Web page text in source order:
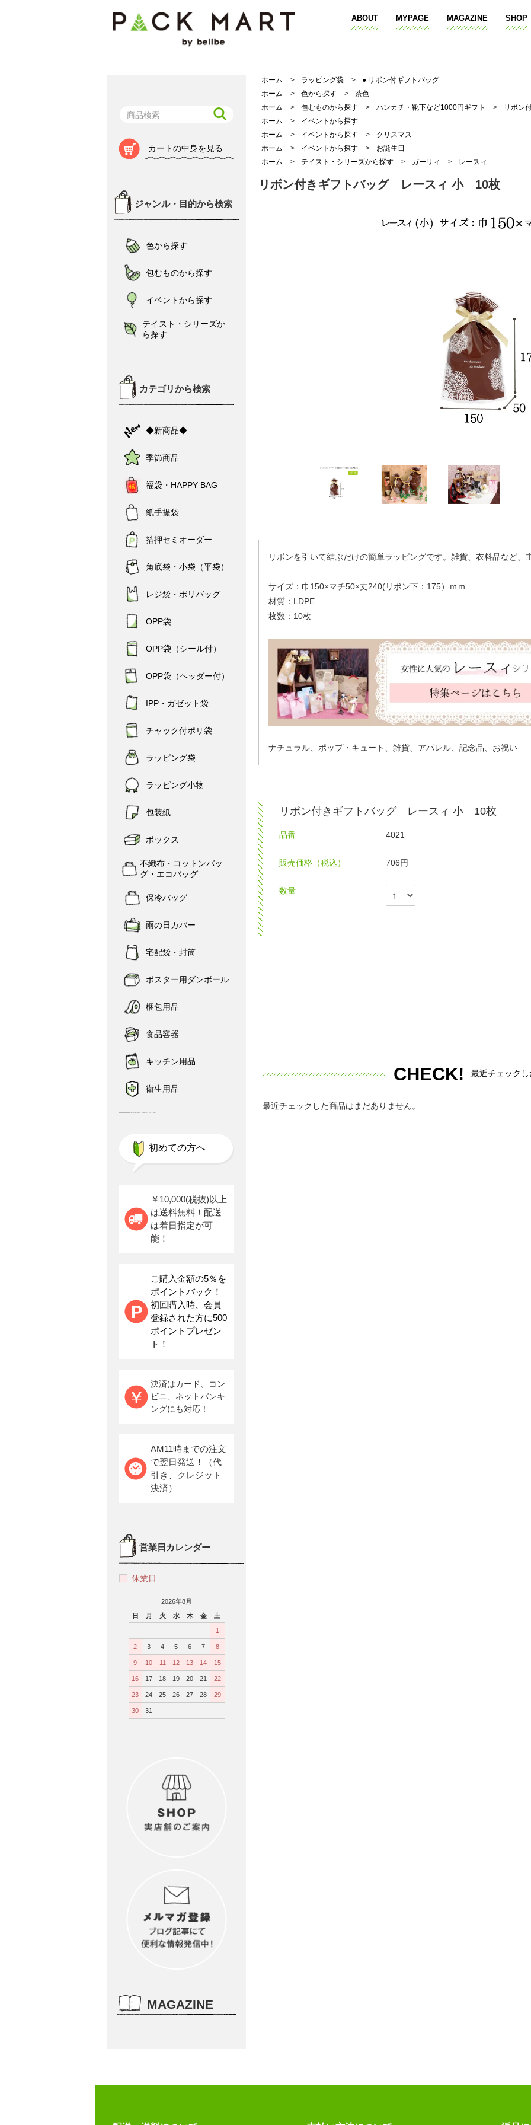
ABOUT MYPAGE MAGAZINE SHOP
ホーム > ラッピング袋 >
● リボン付ギフトバッグ
ホーム
> 色から探す >
茶色
ホーム
> 包むものから探す > ハンカチ・靴下など1000円ギフト >
リボン
ホーム
>
イベントから探す
ホーム
> イベントから探す >
クリスマス
ホーム
> イベントから探す >
お誕生日
ホーム
> テイスト・シリーズから探す > ガーリィ > レースィ
リボン付きギフトバッグ レースィ 小 10枚
リボンを引いて結ぶだけの簡単ラッピングです。雑貨、衣料品など、
サイズ：巾150×マチ50×丈240(リボン下：175）ｍｍ
材質：LDPE
枚数：10枚
ナチュラル、ポップ・キュート、雑貨、アパレル、記念品、お祝い
リボン付きギフトバッグ レースィ 小 10枚
品番 4021
販売価格（税込） 706円
数量
CHECK! 最近チェック
最近チェックした商品はまだありません。
カートの中身を見る
ジャンル・目的から検索
色から探す
包むものから探す
イベントから探す
テイスト・シリーズか
ら探す
カテゴリから検索
◆新商品◆
季節商品
福袋・HAPPY BAG
紙手提袋
箔押セミオーダー
角底袋・小袋（平袋）
レジ袋・ポリバッグ
OPP袋
OPP袋（シール付）
OPP袋（ヘッダー付）
IPP・ガゼット袋
チャック付ポリ袋
ラッピング袋
ラッピング小物
包装紙
ボックス
不織布・コットンバッ
グ・エコバッグ
保冷バッグ
雨の日カバー
宅配袋・封筒
ポスター用ダンボール
梱包用品
食品容器
キッチン用品
衛生用品
初めての方へ
￥10,000(税抜)以上
は送料無料！配送
は着日指定が可
能！
ご購入金額の5％を
ポイントバック！
初回購入時、会員
登録された方に500
ポイントプレゼン
ト！
決済はカード、コン
ビニ、ネットバンキ
ングにも対応！
AM11時までの注文
で翌日発送！（代
引き、クレジット
決済）
営業日カレンダー
休業日
2026年8月
日
月 火 水 木 金 土
1
2 3 4 5 6 7 8
9 10 11 12 13 14 15
16 17 18 19 20 21 22
23 24 25 26 27 28 29
30 31
MAGAZINE